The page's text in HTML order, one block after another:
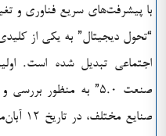
با پیشرفت‌های سریع فناوری و
“تحول دیجیتال” به یکی از
اجتماعی تبدیل شده است.
صنعت ۵.۰” به منظور